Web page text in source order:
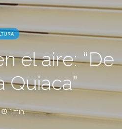
el aire: “De
Quiaca”
1 min.